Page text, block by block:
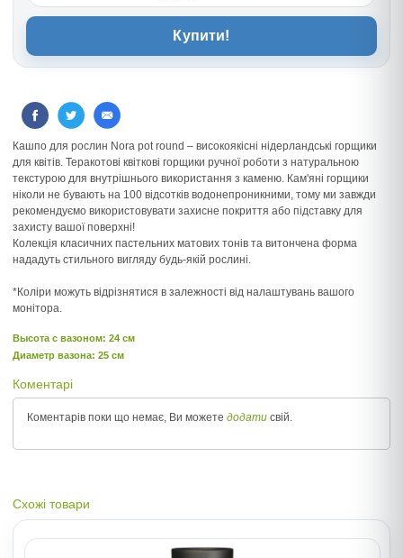
Купити!
Кашпо для рослин Nora pot round – високоякісні нідерландські горщики
для квітів. Теракотові квіткові горщики ручної роботи з натуральною
текстурою для внутрішнього використання з каменю. Кам'яні горщики
ніколи не бувають на 100 відсотків водонепроникними, тому ми завжди
рекомендуємо використовувати захисне покриття або підставку для
захисту вашої поверхні!
Колекція класичних пастельних матових тонів та витончена форма
нададуть стильного вигляду будь-якій рослині.
*Коліри можуть відрізнятися в залежності від налаштувань вашого
монітора.
Высота c вазоном: 24 см
Диаметр вазона: 25 см
Коментарі
Коментарів поки що немає, Ви можете додати свій.
Схожі товари